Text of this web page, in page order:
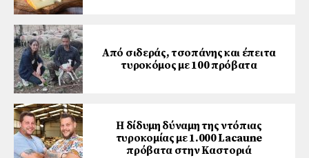
Από σιδεράς, τσοπάνης και έπειτα
τυροκόμος με 100 πρόβατα
Η δίδυμη δύναμη της ντόπιας
τυροκομίας με 1.000 Lacaune
πρόβατα στην Καστοριά